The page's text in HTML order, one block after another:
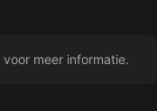
voor meer informatie.